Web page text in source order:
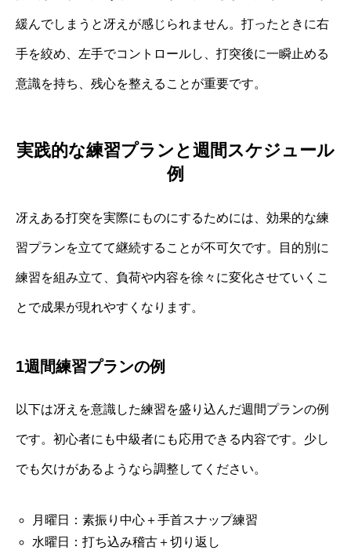
緩んでしまうと冴えが感じられません。打ったときに右
手を絞め、左手でコントロールし、打突後に一瞬止める
意識を持ち、残心を整えることが重要です。
実践的な練習プランと週間スケジュール
例
冴えある打突を実際にものにするためには、効果的な練
習プランを立てて継続することが不可欠です。目的別に
練習を組み立て、負荷や内容を徐々に変化させていくこ
とで成果が現れやすくなります。
1週間練習プランの例
以下は冴えを意識した練習を盛り込んだ週間プランの例
です。初心者にも中級者にも応用できる内容です。少し
でも欠けがあるようなら調整してください。
月曜日：素振り中心＋手首スナップ練習
水曜日：打ち込み稽古＋切り返し